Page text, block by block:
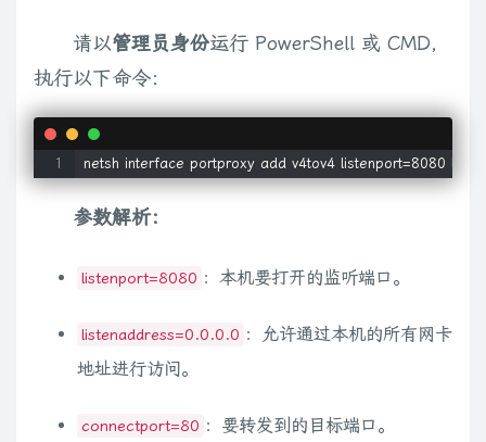
请以管理员身份运行 PowerShell 或 CMD，
执行以下命令：
参数解析：
listenport=8080 ：本机要打开的监听端口。
listenaddress=0.0.0.0 ：允许通过本机的所有网卡
地址进行访问。
connectport=80 ：要转发到的目标端口。